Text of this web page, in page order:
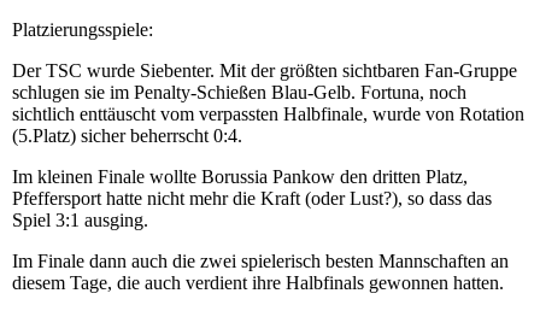
Platzierungsspiele:
Der TSC wurde Siebenter. Mit der größten sichtbaren Fan-Gruppe
schlugen sie im Penalty-Schießen Blau-Gelb. Fortuna, noch
sichtlich enttäuscht vom verpassten Halbfinale, wurde von Rotation
(5.Platz) sicher beherrscht 0:4.
Im kleinen Finale wollte Borussia Pankow den dritten Platz,
Pfeffersport hatte nicht mehr die Kraft (oder Lust?), so dass das
Spiel 3:1 ausging.
Im Finale dann auch die zwei spielerisch besten Mannschaften an
diesem Tage, die auch verdient ihre Halbfinals gewonnen hatten.